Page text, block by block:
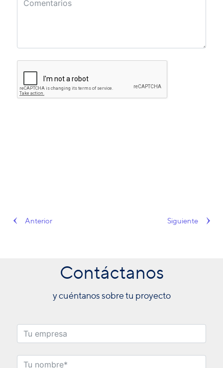
Anterior Siguiente
Contáctanos
y cuéntanos sobre tu proyecto